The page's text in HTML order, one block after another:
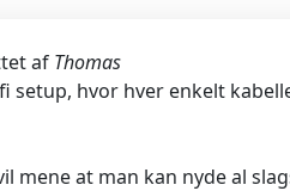
af Thomas
setup, hvor hver enkelt
mene at man kan nyde al